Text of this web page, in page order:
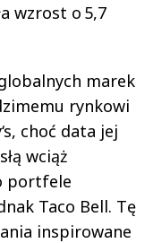
wzrost o 5,7
marek
rynkowi
choć data jej
wciąż
portfele
Taco Bell. Tę
inspirowane